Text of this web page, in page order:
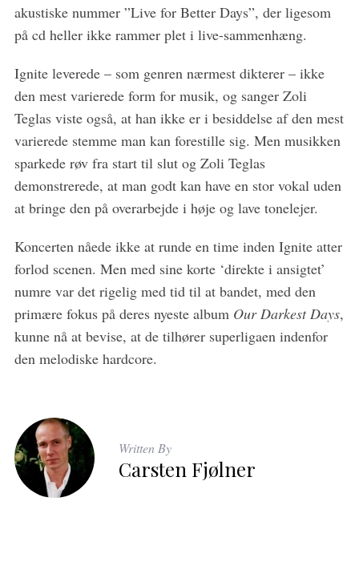
akustiske nummer ”Live for Better Days”, der ligesom
på cd heller ikke rammer plet i live-sammenhæng.
Ignite leverede – som genren nærmest dikterer – ikke
den mest varierede form for musik, og sanger Zoli
Teglas viste også, at han ikke er i besiddelse af den mest
varierede stemme man kan forestille sig. Men musikken
sparkede røv fra start til slut og Zoli Teglas
demonstrerede, at man godt kan have en stor vokal uden
at bringe den på overarbejde i høje og lave tonelejer.
Koncerten nåede ikke at runde en time inden Ignite atter
forlod scenen. Men med sine korte ‘direkte i ansigtet’
numre var det rigelig med tid til at bandet, med den
primære fokus på deres nyeste album Our Darkest Days,
kunne nå at bevise, at de tilhører superligaen indenfor
den melodiske hardcore.
Written By
Carsten Fjølner